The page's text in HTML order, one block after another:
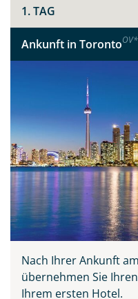
1. TAG
Ankunft in TorontoOV*
Nach Ihrer Ankunft
übernehmen Sie
Ihrem ersten Hotel.